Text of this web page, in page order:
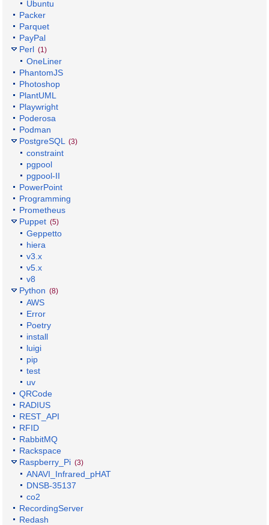
Ubuntu
Packer
Parquet
PayPal
Perl (1)
OneLiner
PhantomJS
Photoshop
PlantUML
Playwright
Poderosa
Podman
PostgreSQL
(3)
constraint
pgpool
pgpool-II
PowerPoint
Programming
Prometheus
Puppet (5)
Geppetto
hiera
v3.x
v5.x
v8
Python (8)
AWS
Error
Poetry
install
luigi
pip
test
uv
QRCode
RADIUS
REST_API
RFID
RabbitMQ
Rackspace
Raspberry_Pi (3)
ANAVI_Infrared_pHAT
DNSB-35137
co2
RecordingServer
Redash